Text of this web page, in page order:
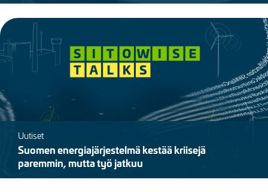
Kuva
Uutiset
Suomen energiajärjestelmä kestää kriisejä
paremmin, mutta työ jatkuu